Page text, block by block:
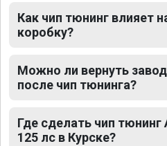
Как чип тюнинг влияет
коробку?
Можно ли вернуть
после чип тюнинга?
Где сделать чип тюнинг
125 лс в Курске?